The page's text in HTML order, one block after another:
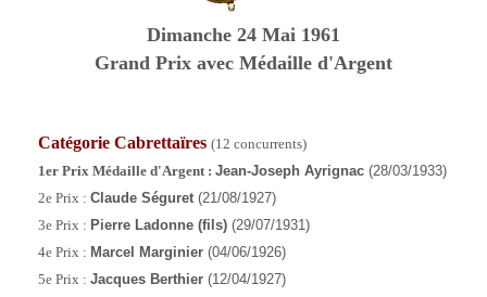
Dimanche 24 Mai 1961
Grand Prix avec Médaille d'Argent
Catégorie Cabrettaïres (12 concurrents)
1er Prix Médaille d'Argent : Jean-Joseph Ayrignac (28/03/1933)
2e Prix : Claude Séguret (21/08/1927)
3e Prix : Pierre Ladonne (fils) (29/07/1931)
4e Prix : Marcel Marginier (04/06/1926)
5e Prix : Jacques Berthier (12/04/1927)